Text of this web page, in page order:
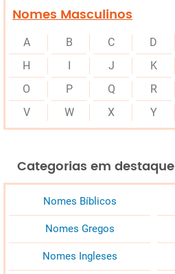
Nomes Masculinos
A B C D
H
I J K
O
P Q R
V
W X Y
Categorias em destaque
Nomes Bíblicos
Nomes Gregos
Nomes Ingleses